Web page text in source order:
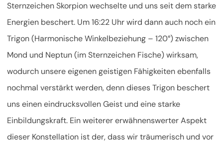
Sternzeichen Skorpion wechselte und uns seit dem starke
Energien beschert. Um 16:22 Uhr wird dann auch noch ein
Trigon (Harmonische Winkelbeziehung – 120°) zwischen
Mond und Neptun (im Sternzeichen Fische) wirksam,
wodurch unsere eigenen geistigen Fähigkeiten ebenfalls
nochmal verstärkt werden, denn dieses Trigon beschert
uns einen eindrucksvollen Geist und eine starke
Einbildungskraft. Ein weiterer erwähnenswerter Aspekt
dieser Konstellation ist der, dass wir träumerisch und vor